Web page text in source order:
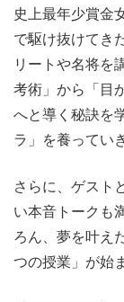
史上最年少賞金
で駆け抜けてき
リートや名将を
考術」から「目
へと導く秘訣を
ラ」を養ってい
さらに、ゲスト
い本音トークも
ろん、夢を叶え
つの授業」が始